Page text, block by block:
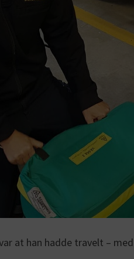
at han hadde travelt –